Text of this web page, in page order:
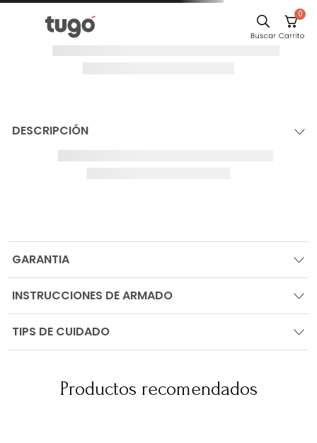
0
DESCRIPCIÓN
GARANTIA
INSTRUCCIONES DE ARMADO
TIPS DE CUIDADO
Productos recomendados